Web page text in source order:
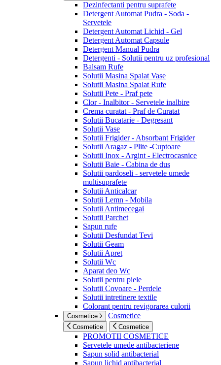
Dezinfectanti pentru suprafete
Detergent Automat Pudra - Soda -
Servetele
Detergent Automat Lichid - Gel
Detergent Automat Capsule
Detergent Manual Pudra
Detergenti - Solutii pentru uz profesional
Balsam Rufe
Solutii Masina Spalat Vase
Solutii Masina Spalat Rufe
Solutii Pete - Praf pete
Clor - Inalbitor - Servetele inalbire
Crema curatat - Praf de Curatat
Solutii Bucatarie - Degresant
Solutii Vase
Solutii Frigider - Absorbant Frigider
Solutii Aragaz - Plite -Cuptoare
Solutii Inox - Argint - Electrocasnice
Solutii Baie - Cabina de dus
Solutii pardoseli - servetele umede
multisuprafete
Solutii Anticalcar
Solutii Lemn - Mobila
Solutii Antimecegai
Solutii Parchet
Sapun rufe
Solutii Desfundat Tevi
Solutii Geam
Solutii Apret
Solutii Wc
Aparat deo Wc
Solutii pentru piele
Solutii Covoare - Perdele
Solutii intretinere textile
Colorant pentru revigorarea culorii
Cosmetice Cosmetice
Cosmetice Cosmetice
PROMOTII COSMETICE
Servetele umede antibacteriene
Sapun solid antibacterial
Sapun lichid antibacterial